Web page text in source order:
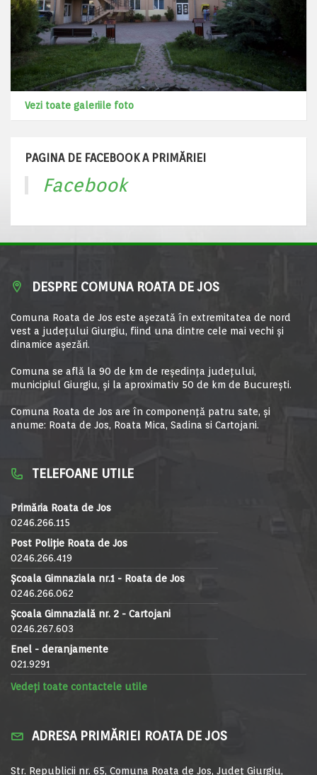
Vezi toate galeriile foto
PAGINA DE FACEBOOK A PRIMĂRIEI
Facebook
DESPRE COMUNA ROATA DE JOS
Comuna Roata de Jos este aşezată în extremitatea de nord
vest a judeţului Giurgiu, fiind una dintre cele mai vechi şi
dinamice aşezări.
Comuna se află la 90 de km de reşedinţa judeţului,
municipiul Giurgiu, şi la aproximativ 50 de km de Bucureşti.
Comuna Roata de Jos are în componență patru sate, și
anume: Roata de Jos, Roata Mica, Sadina si Cartojani.
TELEFOANE UTILE
Primăria Roata de Jos
0246.266.115
Post Poliție Roata de Jos
0246.266.419
Școala Gimnaziala nr.1 - Roata de Jos
0246.266.062
Școala Gimnazială nr. 2 - Cartojani
0246.267.603
Enel - deranjamente
021.9291
Vedeți toate contactele utile
ADRESA PRIMĂRIEI ROATA DE JOS
Str. Republicii nr. 65, Comuna Roata de Jos, Județ Giurgiu,